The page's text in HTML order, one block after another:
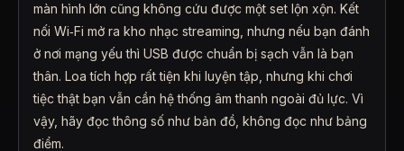
màn hình lớn cũng không cứu được một set lộn xộn. Kết
nối Wi‑Fi mở ra kho nhạc streaming, nhưng nếu bạn đánh
ở nơi mạng yếu thì USB được chuẩn bị sạch vẫn là bạn
thân. Loa tích hợp rất tiện khi luyện tập, nhưng khi chơi
tiệc thật bạn vẫn cần hệ thống âm thanh ngoài đủ lực. Vì
vậy, hãy đọc thông số như bản đồ, không đọc như bảng
điểm.